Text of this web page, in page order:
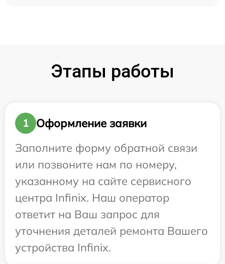
Этапы работы
1
Оформление заявки
Заполните форму обратной связи
или позвоните нам по номеру,
указанному на сайте сервисного
центра Infinix. Наш оператор
ответит на Ваш запрос для
уточнения деталей ремонта Вашего
устройства Infinix.